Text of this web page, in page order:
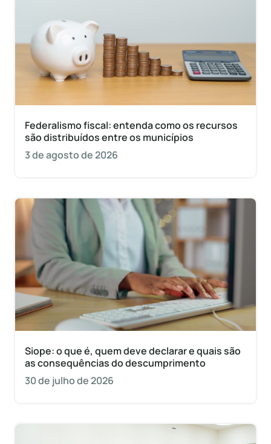
Federalismo fiscal: entenda como os recursos
são distribuídos entre os municípios
3 de agosto de 2026
Siope: o que é, quem deve declarar e quais são
as consequências do descumprimento
30 de julho de 2026